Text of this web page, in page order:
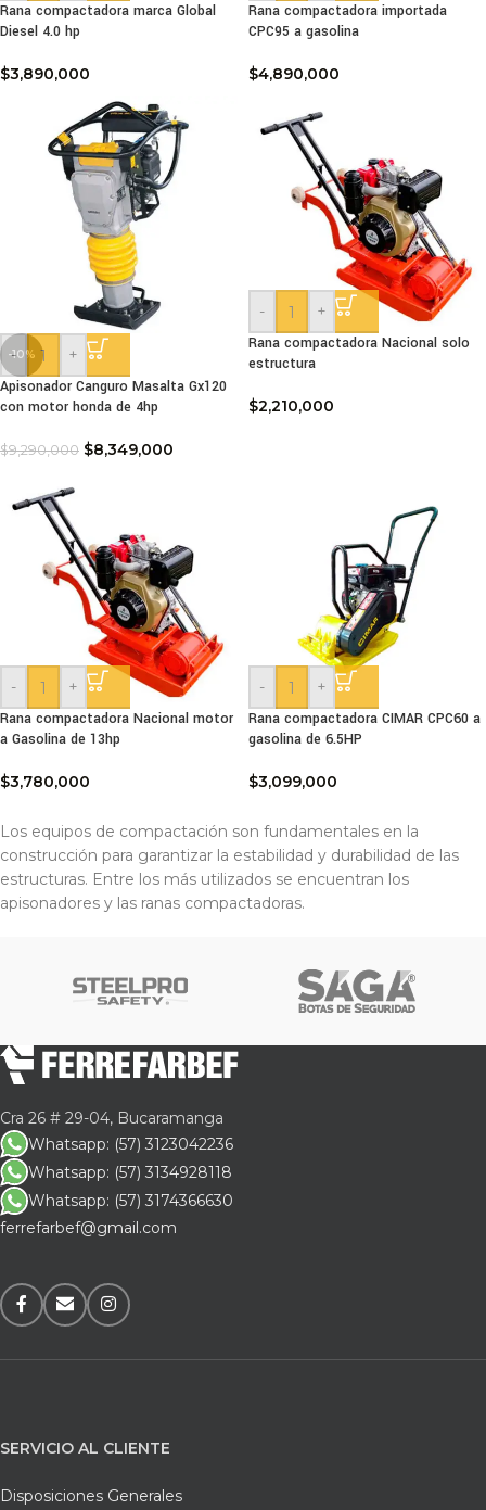
Rana compactadora marca Global
Diesel 4.0 hp
$3,890,000
Rana compactadora importada
CPC95 a gasolina
$4,890,000
-10%
-
+
Apisonador Canguro Masalta Gx120
con motor honda de 4hp
$9,290,000 $8,349,000
-
+
Rana compactadora Nacional solo
estructura
$2,210,000
-
+
Rana compactadora Nacional motor
a Gasolina de 13hp
$3,780,000
-
+
Rana compactadora CIMAR CPC60 a
gasolina de 6.5HP
$3,099,000
Los equipos de compactación son fundamentales en la
construcción para garantizar la estabilidad y durabilidad de las
estructuras. Entre los más utilizados se encuentran los
apisonadores y las ranas compactadoras.
Cra 26 # 29-04, Bucaramanga
Whatsapp: (57) 3123042236
Whatsapp: (57) 3134928118
Whatsapp: (57) 3174366630
ferrefarbef@gmail.com
SERVICIO AL CLIENTE
Disposiciones Generales